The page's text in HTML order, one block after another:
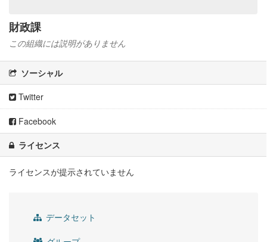
財政課
この組織には説明がありません
ソーシャル
Twitter
Facebook
ライセンス
ライセンスが提示されていません
データセット